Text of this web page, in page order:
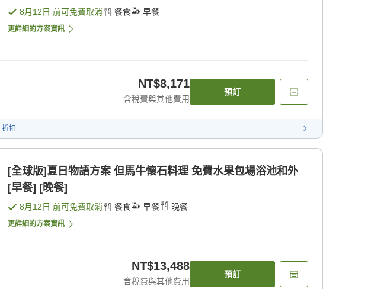
8月12日 前可免費取消 餐食 早餐
更詳細的方案資訊
NT$8,171
含稅費與其他費用
預訂
折扣
[全球版]夏日物語方案 但馬牛懷石料理 免費水果包場浴池和外
[早餐] [晚餐]
8月12日 前可免費取消 餐食 早餐 晚餐
更詳細的方案資訊
NT$13,488
含稅費與其他費用
預訂